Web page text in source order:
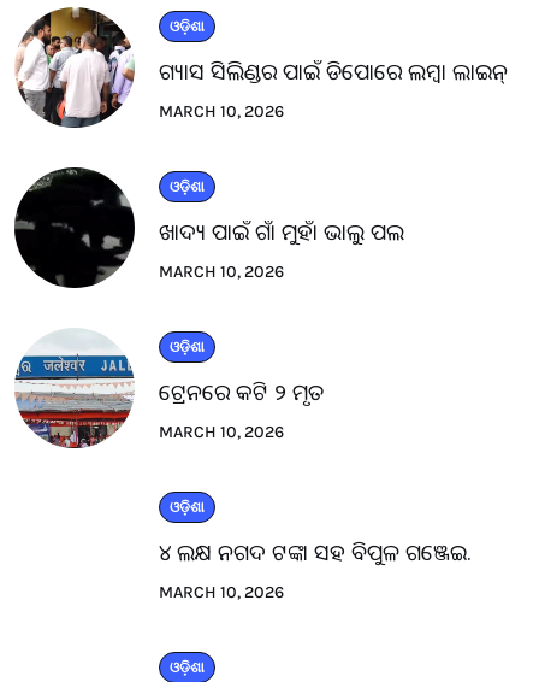
ଓଡ଼ିଶା
ଗ୍ୟାସ ସିଲିଣ୍ଡର ପାଇଁ ଡିପୋରେ ଲମ୍ବା ଲାଇନ୍
MARCH 10, 2026
ଓଡ଼ିଶା
ଖାଦ୍ୟ ପାଇଁ ଗାଁ ମୁହାଁ ଭାଲୁ ପଲ
MARCH 10, 2026
ଓଡ଼ିଶା
ଟ୍ରେନରେ କଟି ୨ ମୃତ
MARCH 10, 2026
ଓଡ଼ିଶା
୪ ଲକ୍ଷ ନଗଦ ଟଙ୍କା ସହ ବିପୁଳ ଗଞ୍ଜେଇ.
MARCH 10, 2026
ଓଡ଼ିଶା